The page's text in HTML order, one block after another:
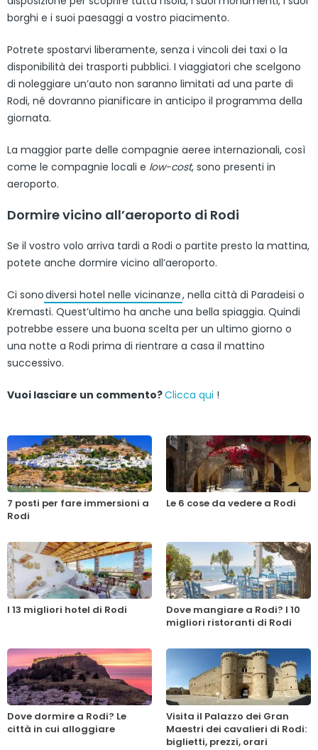
borghi e i suoi paesaggi a vostro piacimento.
Potrete spostarvi liberamente, senza i vincoli dei taxi o la
disponibilità dei trasporti pubblici. I viaggiatori che scelgono
di noleggiare un’auto non saranno limitati ad una parte di
Rodi, né dovranno pianificare in anticipo il programma della
giornata.
La maggior parte delle compagnie aeree internazionali, così
come le compagnie locali e low-cost, sono presenti in
aeroporto.
Dormire vicino all’aeroporto di Rodi
Se il vostro volo arriva tardi a Rodi o partite presto la mattina,
potete anche dormire vicino all’aeroporto.
Ci sonodiversi hotel nelle vicinanze, nella città di Paradeisi o
Kremasti. Quest’ultimo ha anche una bella spiaggia. Quindi
potrebbe essere una buona scelta per un ultimo giorno o
una notte a Rodi prima di rientrare a casa il mattino
successivo.
Vuoi lasciare un commento?Clicca qui !
7 posti per fare immersioni a
Rodi
Le 6 cose da vedere a Rodi
I 13 migliori hotel di Rodi
Dove mangiare a Rodi? I 10
migliori ristoranti di Rodi
Dove dormire a Rodi? Le
città in cui alloggiare
Visita il Palazzo dei Gran
Maestri dei cavalieri di Rodi:
biglietti, prezzi, orari